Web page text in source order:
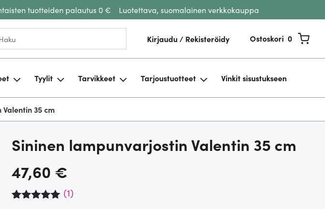
tuotteiden palautus 0 € Luotettava, suomalainen verkkokauppa
Kirjaudu / Rekisteröidy Ostoskori 0
Tyylit Tarvikkeet Tarjoustuotteet Vinkit sisustukseen
35 cm
Sininen lampunvarjostin Valentin 35 cm
47,60 €
(1)